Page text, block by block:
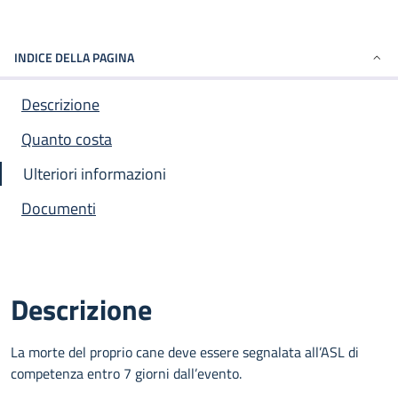
INDICE DELLA PAGINA
Descrizione
Quanto costa
Ulteriori informazioni
Documenti
Descrizione
La morte del proprio cane deve essere segnalata all’ASL di
competenza entro 7 giorni dall’evento.